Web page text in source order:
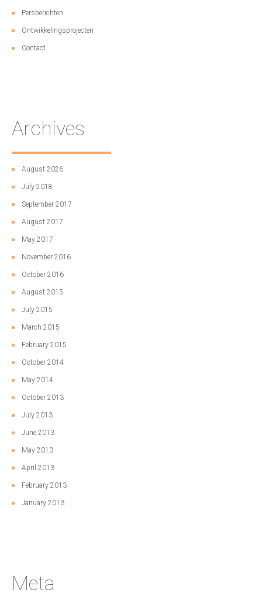
Persberichten
Ontwikkelingsprojecten
Contact
Archives
August 2026
July 2018
September 2017
August 2017
May 2017
November 2016
October 2016
August 2015
July 2015
March 2015
February 2015
October 2014
May 2014
October 2013
July 2013
June 2013
May 2013
April 2013
February 2013
January 2013
Meta